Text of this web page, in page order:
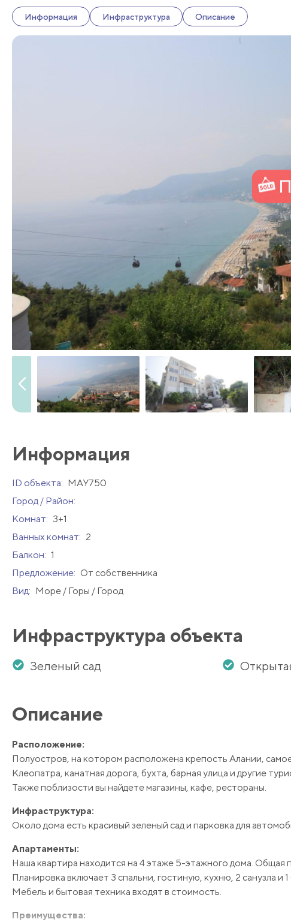
Информация Инфраструктура Описание
Информация
ID объекта: MAY750
Город / Район:
Комнат: 3+1
Ванных комнат: 2
Балкон: 1
Предложение: От собственника
Вид: Море / Горы / Город
Инфраструктура объекта
Зеленый сад
Описание
Расположение:
Полуостров, на котором расположена крепость Алании,
Клеопатра, канатная дорога, бухта, барная улица и другие
Также поблизости вы найдете магазины, кафе, рестораны.
Инфраструктура:
Около дома есть красивый зеленый сад и парковка для
Апартаменты:
Наша квартира находится на 4 этаже 5-этажного дома. Общая
Планировка включает 3 спальни, гостиную, кухню, 2 санузла и 1
Мебель и бытовая техника входят в стоимость.
Преимущества: